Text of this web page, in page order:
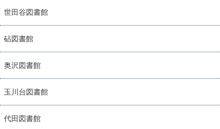
世田谷図書館
砧図書館
奥沢図書館
玉川台図書館
代田図書館